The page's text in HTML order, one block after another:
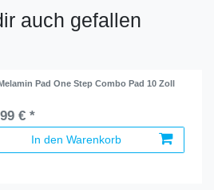
auch gefallen
Pad One Step Combo Pad 10 Zoll
€ *
In den Warenkorb